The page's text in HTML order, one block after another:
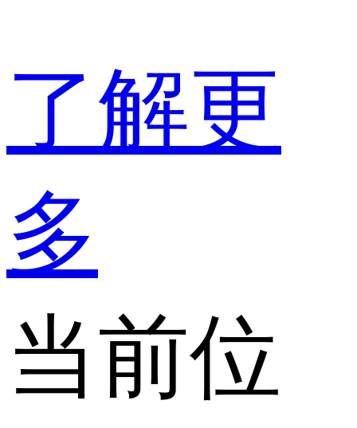
了解更
多
当前位